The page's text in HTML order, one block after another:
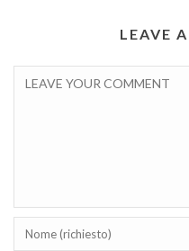
LEAVE